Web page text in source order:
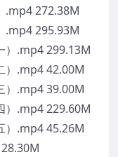
.mp4 272.38M
.mp4 295.93M
）.mp4 299.13M
）.mp4 42.00M
）.mp4 39.00M
）.mp4 229.60M
）.mp4 45.26M